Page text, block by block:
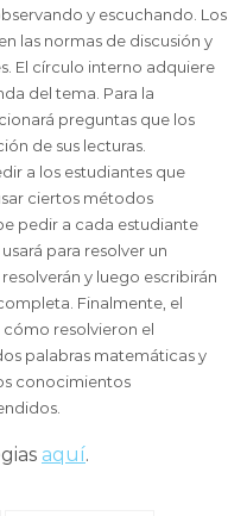
y escuchando. Los
las normas de discusión y
El círculo interno adquiere
del tema. Para la
preguntas que los
de sus lecturas.
a los estudiantes que
ciertos métodos
pedir a cada estudiante
para resolver un
y luego escribirán
Finalmente, el
resolvieron el
palabras matemáticas y
conocimientos
aquí.